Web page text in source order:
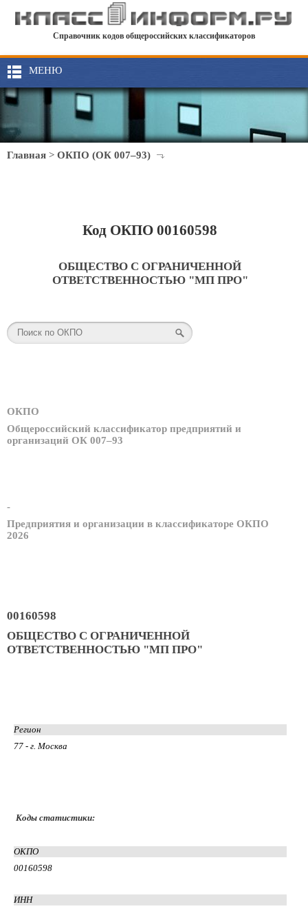
Справочник кодов общероссийских классификаторов
МЕНЮ
Главная > ОКПО (ОК 007–93)
Код ОКПО 00160598
ОБЩЕСТВО С ОГРАНИЧЕННОЙ
ОТВЕТСТВЕННОСТЬЮ "МП ПРО"
ОКПО
Общероссийский классификатор предприятий и
организаций ОК 007–93
-
Предприятия и организации в классификаторе ОКПО
2026
00160598
ОБЩЕСТВО С ОГРАНИЧЕННОЙ
ОТВЕТСТВЕННОСТЬЮ "МП ПРО"
Регион
77 - г. Москва
Коды статистики:
ОКПО
00160598
ИНН